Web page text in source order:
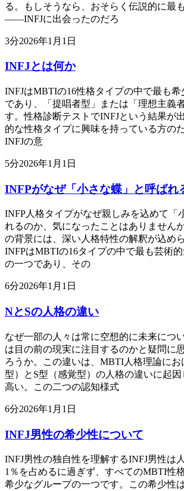
る。もしそうなら、おそらく伝説的に最
——INFJに出会ったのだろ
3分2026年1月1日
INFJとは何か
INFJはMBTIの16性格タイプの中で最も
であり、「提唱者型」または「理想主義
す。性格診断テストでINFJという結果が
的な性格タイプに興味を持っている方の
INFJの意
5分2026年1月1日
INFPがなぜ「小さな蝶」と呼ばれ
INFP人格タイプがなぜ親しみを込めて「
れるのか、気になったことはありません
の背景には、深い人格特性の解釈が込め
INFPはMBTIの16タイプの中で最も芸術
の一つであり、その
6分2026年1月1日
NとSの人格の違い
なぜ一部の人々は常に空想的に未来につ
は目の前の現実に注目するのかと疑問に
ろうか。この違いは、MBTI人格理論に
型）とS型（感覚型）の人格の違いに起
高い。この二つの認知様式
6分2026年1月1日
INFJ男性の希少性について
INFJ男性の独自性を理解するINFJ男性は
1％を占めるに過ぎず、すべてのMBTI性
希少なグループの一つです。この希少性